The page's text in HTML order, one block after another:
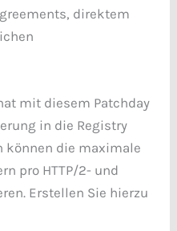
direktem
mit diesem Patchday
in die Registry
können die maximale
pro HTTP/2- und
Erstellen Sie hierzu